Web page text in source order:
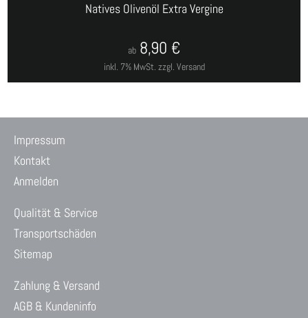
Natives Olivenöl Extra Vergine
inkl. 7% MwSt. zzgl. Versand
ab 8,90 €
Impressum
Kontakt
Anmelden
Qualität & Service
Transportschäden
Sitemap
Zahlung & Versand
AGB & Kundeninfo